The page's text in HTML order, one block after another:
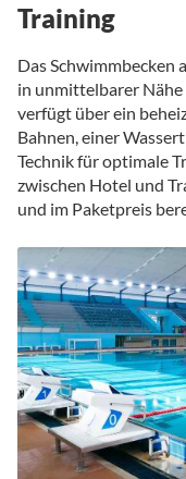
Training
Das Schwimmbecken
in unmittelbarer
verfügt über ein
Bahnen, einer
Technik für optimale
zwischen Hotel und
und im Paketpreis